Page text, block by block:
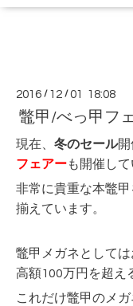
2016 / 12 /01 18:08
鼈甲/べっ甲フ
現在、 冬のセール開
フェアーも開催して
非常に貴重な本鼈
揃えています。
鼈甲メガネとして
高額100万円を超え
これだけ鼈甲のメ